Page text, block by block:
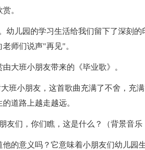
。
幼儿园的学习生活给我们留下了深刻
师们说声"再见"。
由大班小朋友带来的《毕业歌》。
班小朋友，这首歌曲充满了不舍，充
的道路上越走越远。
友们，你们瞧，这是什么？（背景音乐
他的意义吗？它意味着小朋友们幼儿园